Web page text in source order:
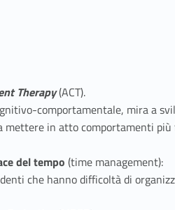
Therapy(ACT).
comportamentale, mira a
in atto comportamenti
del tempo (time management):
che hanno difficoltà di